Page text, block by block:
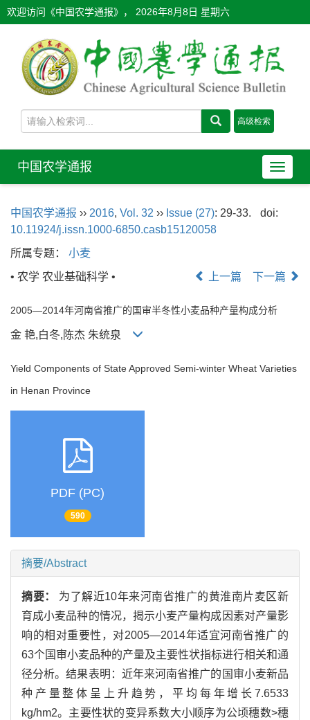
欢迎访问《中国农学通报》， 2026年8月8日 星期六
导
航
换
中国农学通报
中国农学通报 ›› 2016, Vol. 32 ›› Issue (27): 29-33.
doi:
10.11924/j.issn.1000-6850.casb15120058
所属专题： 小麦
• 农学 农业基础科学 •
上一篇 下一篇
2005—2014年河南省推广的国审半冬性小麦品种产量构成分析
金 艳,白冬,陈杰 朱统泉
Yield Components of State Approved Semi-winter Wheat Varieties
in Henan Province
PDF (PC)
590
摘要/Abstract
摘要： 为了解近10年来河南省推广的黄淮南片麦区新
育成小麦品种的情况，揭示小麦产量构成因素对产量影
响的相对重要性，对2005—2014年适宜河南省推广的
63个国审小麦品种的产量及主要性状指标进行相关和通
径分析。结果表明：近年来河南省推广的国审小麦新品
种产量整体呈上升趋势，平均每年增长7.6533
kg/hm2。主要性状的变异系数大小顺序为公顷穗数>穗